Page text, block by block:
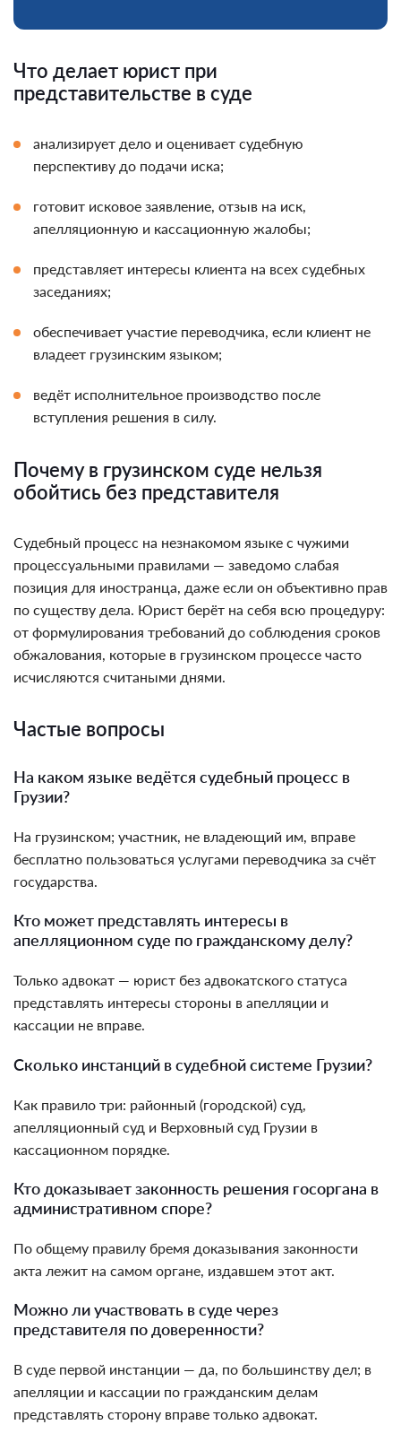
Что делает юрист при
представительстве в суде
анализирует дело и оценивает судебную
перспективу до подачи иска;
готовит исковое заявление, отзыв на иск,
апелляционную и кассационную жалобы;
представляет интересы клиента на всех судебных
заседаниях;
обеспечивает участие переводчика, если клиент не
владеет грузинским языком;
ведёт исполнительное производство после
вступления решения в силу.
Почему в грузинском суде нельзя
обойтись без представителя
Судебный процесс на незнакомом языке с чужими
процессуальными правилами — заведомо слабая
позиция для иностранца, даже если он объективно прав
по существу дела. Юрист берёт на себя всю процедуру:
от формулирования требований до соблюдения сроков
обжалования, которые в грузинском процессе часто
исчисляются считаными днями.
Частые вопросы
На каком языке ведётся судебный процесс в
Грузии?
На грузинском; участник, не владеющий им, вправе
бесплатно пользоваться услугами переводчика за счёт
государства.
Кто может представлять интересы в
апелляционном суде по гражданскому делу?
Только адвокат — юрист без адвокатского статуса
представлять интересы стороны в апелляции и
кассации не вправе.
Сколько инстанций в судебной системе Грузии?
Как правило три: районный (городской) суд,
апелляционный суд и Верховный суд Грузии в
кассационном порядке.
Кто доказывает законность решения госоргана в
административном споре?
По общему правилу бремя доказывания законности
акта лежит на самом органе, издавшем этот акт.
Можно ли участвовать в суде через
представителя по доверенности?
В суде первой инстанции — да, по большинству дел; в
апелляции и кассации по гражданским делам
представлять сторону вправе только адвокат.